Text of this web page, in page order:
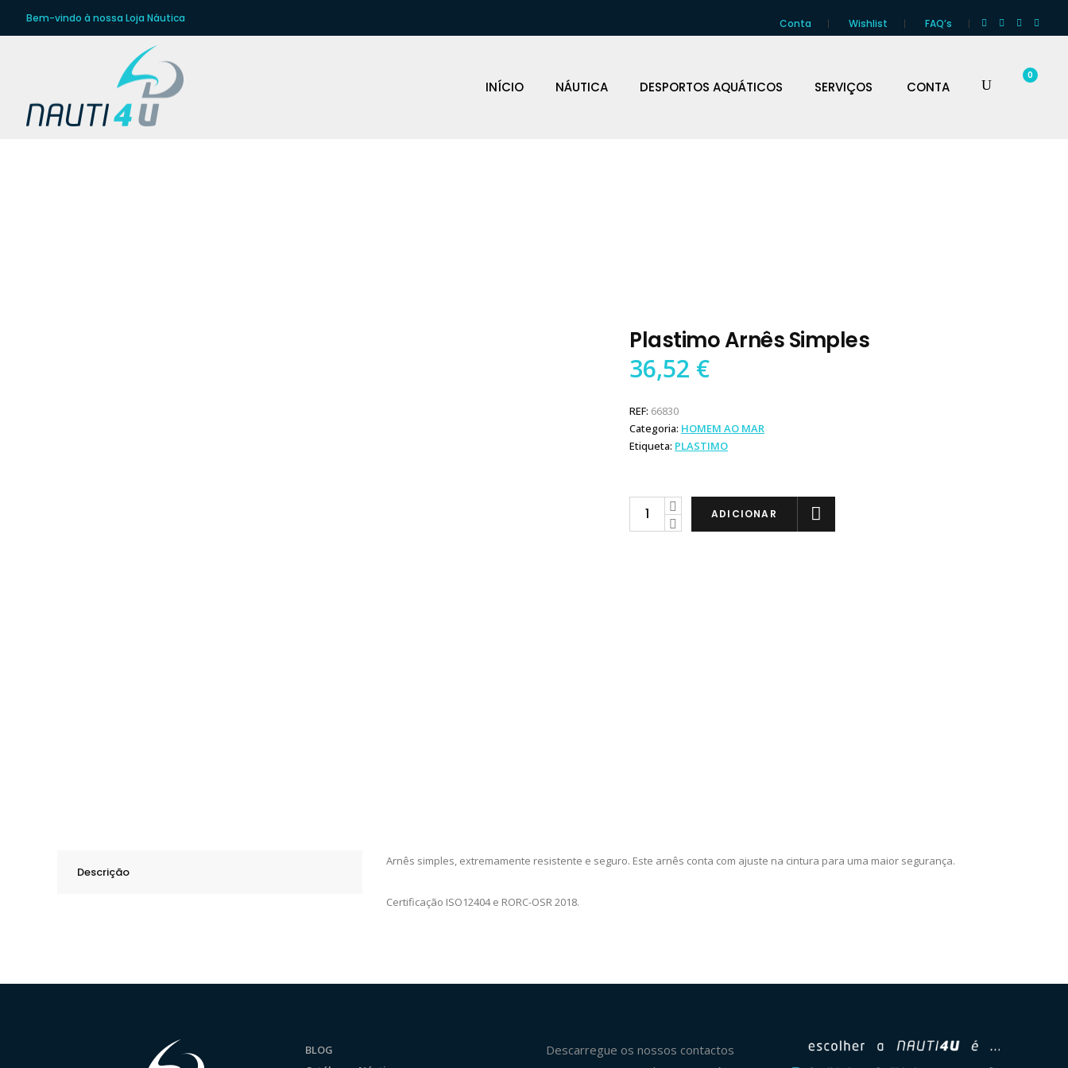
Bem-vindo à nossa Loja Náutica Conta Wishlist FAQ’s
INÍCIO NÁUTICA DESPORTOS AQUÁTICOS SERVIÇOS CONTA
0
Plastimo Arnês Simples
36,52 €
REF: 66830
Categoria: HOMEM AO MAR
Etiqueta: PLASTIMO
Plastimo
ADICIONAR
Descrição
Arnês simples, extremamente resistente e seguro. Este arnês conta com ajuste na cintura para uma maior segurança.
Certificação ISO12404 e RORC-OSR 2018.
BLOG
Descarregue os nossos contactos